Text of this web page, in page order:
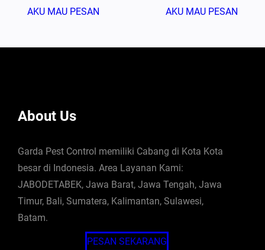
AKU MAU PESAN AKU MAU PESAN
About Us
Garda Pest Control memiliki Cabang di Kota Kota
besar di Indonesia. Area Layanan Kami:
JABODETABEK, Jawa Barat, Jawa Tengah, Jawa
Timur, Bali, Sumatera, Kalimantan, Sulawesi,
Batam.
PESAN SEKARANG